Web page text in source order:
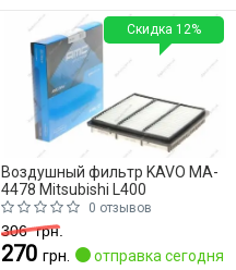
Воздушный фильтр KAVO MA-
4478 Mitsubishi L400
0 отзывов
306грн.
270 грн. отправка сегодня
Скидка 12%